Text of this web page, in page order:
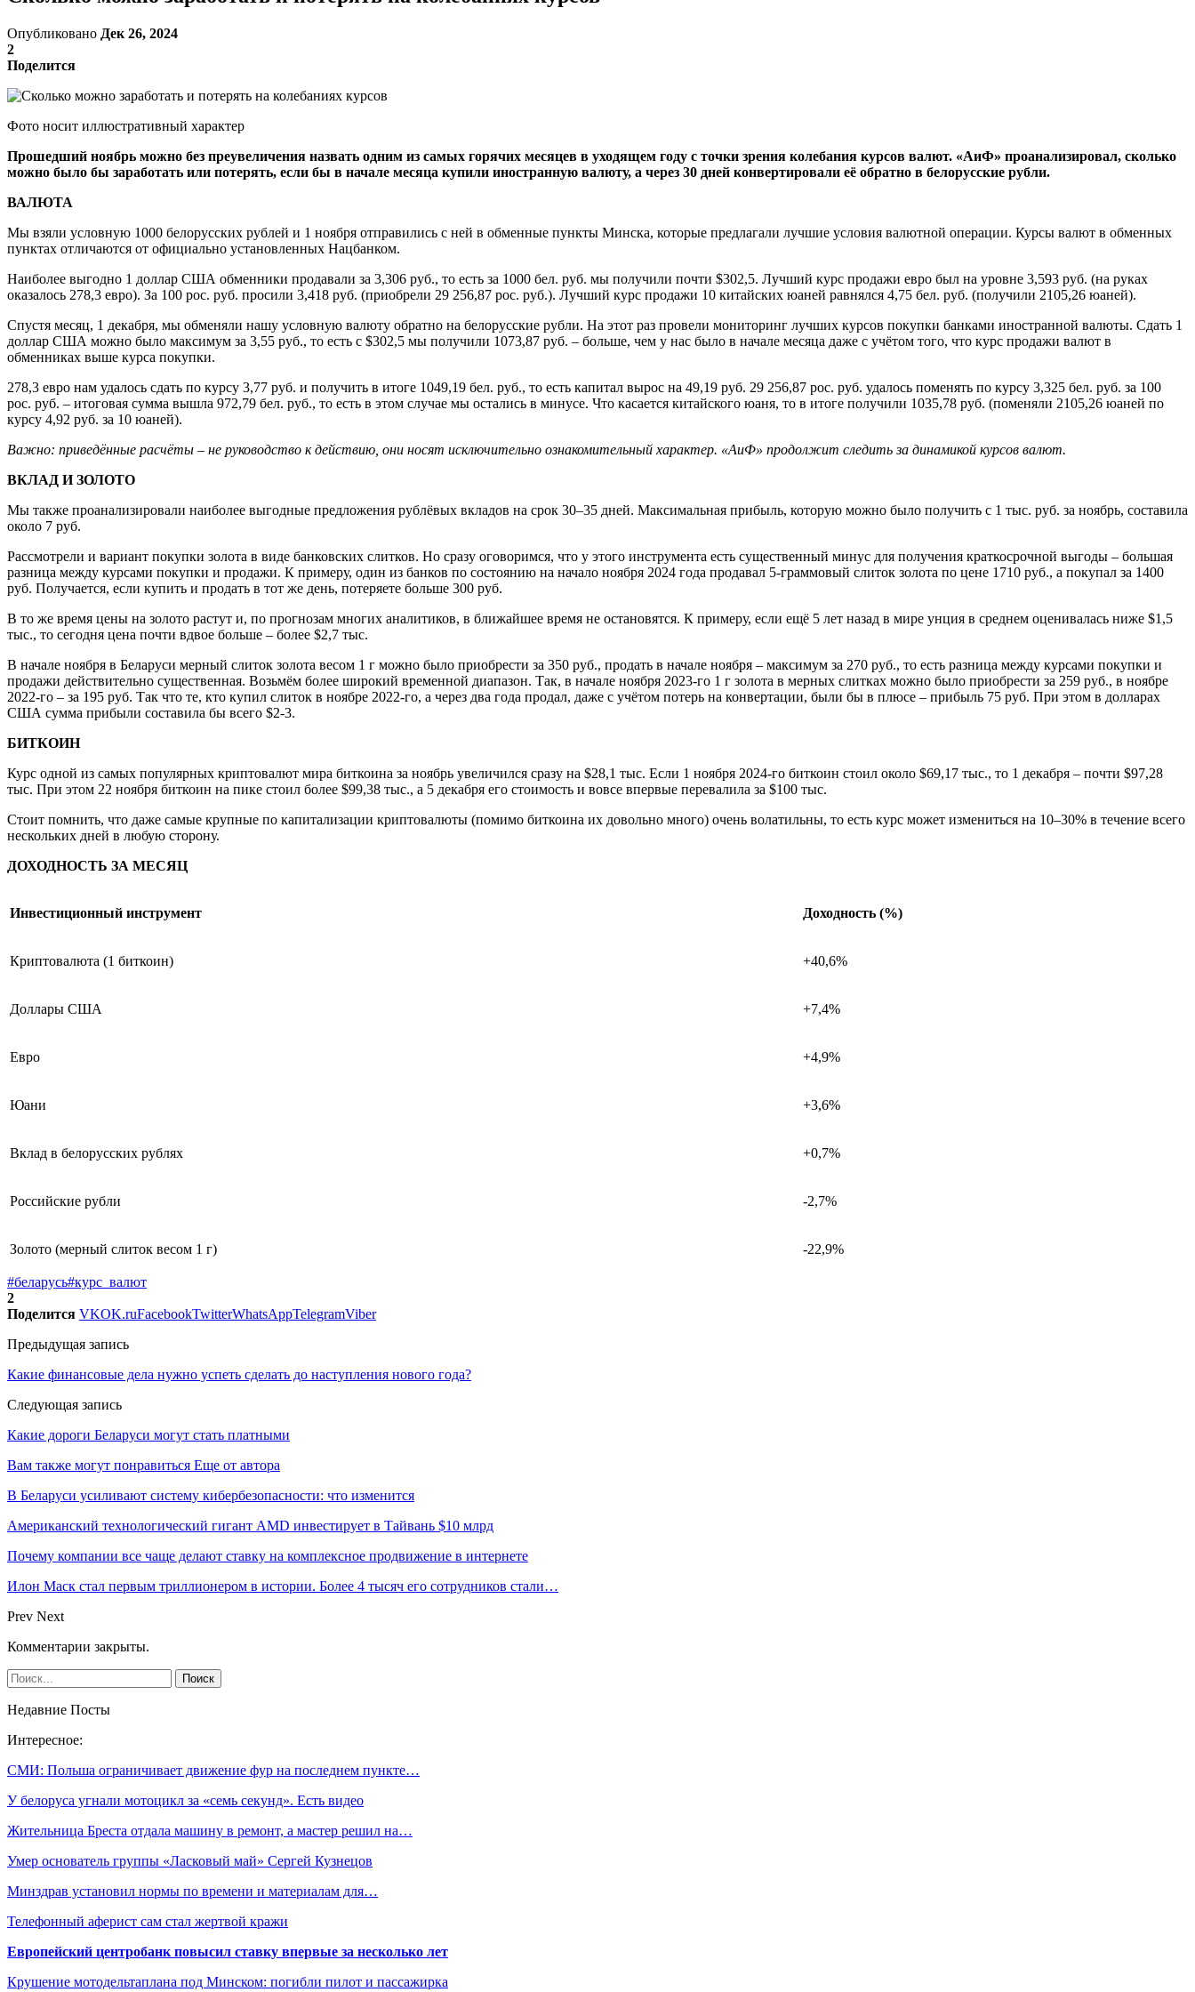
Опубликовано Дек 26, 2024
2
Поделится
Фото носит иллюстративный характер
Прошедший ноябрь можно без преувеличения назвать одним из самых горячих месяцев в уходящем году с точки зрения колебания курсов валют. «АиФ» проанализировал, сколько
можно было бы заработать или потерять, если бы в начале месяца купили иностранную валюту, а через 30 дней конвертировали её обратно в белорусские рубли.
ВАЛЮТА
Мы взяли условную 1000 белорусских рублей и 1 ноября отправились с ней в обменные пункты Минска, которые предлагали лучшие условия валютной операции. Курсы валют в обменных
пунктах отличаются от официально установленных Нацбанком.
Наиболее выгодно 1 доллар США обменники продавали за 3,306 руб., то есть за 1000 бел. руб. мы получили почти $302,5. Лучший курс продажи евро был на уровне 3,593 руб. (на руках
оказалось 278,3 евро). За 100 рос. руб. просили 3,418 руб. (приобрели 29 256,87 рос. руб.). Лучший курс продажи 10 китайских юаней равнялся 4,75 бел. руб. (получили 2105,26 юаней).
Спустя месяц, 1 декабря, мы обменяли нашу условную валюту обратно на белорусские рубли. На этот раз провели мониторинг лучших курсов покупки банками иностранной валюты. Сдать 1
доллар США можно было максимум за 3,55 руб., то есть с $302,5 мы получили 1073,87 руб. – больше, чем у нас было в начале месяца даже с учётом того, что курс продажи валют в
обменниках выше курса покупки.
278,3 евро нам удалось сдать по курсу 3,77 руб. и получить в итоге 1049,19 бел. руб., то есть капитал вырос на 49,19 руб. 29 256,87 рос. руб. удалось поменять по курсу 3,325 бел. руб. за 100
рос. руб. – итоговая сумма вышла 972,79 бел. руб., то есть в этом случае мы остались в минусе. Что касается китайского юаня, то в итоге получили 1035,78 руб. (поменяли 2105,26 юаней по
курсу 4,92 руб. за 10 юаней).
Важно: приведённые расчёты – не руководство к действию, они носят исключительно ознакомительный характер. «АиФ» продолжит следить за динамикой курсов валют.
ВКЛАД И ЗОЛОТО
Мы также проанализировали наиболее выгодные предложения рублёвых вкладов на срок 30–35 дней. Максимальная прибыль, которую можно было получить с 1 тыс. руб. за ноябрь, составила
около 7 руб.
Рассмотрели и вариант покупки золота в виде банковских слитков. Но сразу оговоримся, что у этого инструмента есть существенный минус для получения краткосрочной выгоды – большая
разница между курсами покупки и продажи. К примеру, один из банков по состоянию на начало ноября 2024 года продавал 5-граммовый слиток золота по цене 1710 руб., а покупал за 1400
руб. Получается, если купить и продать в тот же день, потеряете больше 300 руб.
В то же время цены на золото растут и, по прогнозам многих аналитиков, в ближайшее время не остановятся. К примеру, если ещё 5 лет назад в мире унция в среднем оценивалась ниже $1,5
тыс., то сегодня цена почти вдвое больше – более $2,7 тыс.
В начале ноября в Беларуси мерный слиток золота весом 1 г можно было приобрести за 350 руб., продать в начале ноября – максимум за 270 руб., то есть разница между курсами покупки и
продажи действительно существенная. Возьмём более широкий временной диапазон. Так, в начале ноября 2023-го 1 г золота в мерных слитках можно было приобрести за 259 руб., в ноябре
2022-го – за 195 руб. Так что те, кто купил слиток в ноябре 2022-го, а через два года продал, даже с учётом потерь на конвертации, были бы в плюсе – прибыль 75 руб. При этом в долларах
США сумма прибыли составила бы всего $2-3.
БИТКОИН
Курс одной из самых популярных криптовалют мира биткоина за ноябрь увеличился сразу на $28,1 тыс. Если 1 ноября 2024-го биткоин стоил около $69,17 тыс., то 1 декабря – почти $97,28
тыс. При этом 22 ноября биткоин на пике стоил более $99,38 тыс., а 5 декабря его стоимость и вовсе впервые перевалила за $100 тыс.
Стоит помнить, что даже самые крупные по капитализации криптовалюты (помимо биткоина их довольно много) очень волатильны, то есть курс может измениться на 10–30% в течение всего
нескольких дней в любую сторону.
ДОХОДНОСТЬ ЗА МЕСЯЦ
Инвестиционный инструмент Доходность (%)
Криптовалюта (1 биткоин) +40,6%
Доллары США +7,4%
Евро +4,9%
Юани +3,6%
Вклад в белорусских рублях +0,7%
Российские рубли -2,7%
Золото (мерный слиток весом 1 г) -22,9%
#беларусь#курс_валют
2
Поделится VKOK.ruFacebookTwitterWhatsAppTelegramViber
Предыдущая запись
Какие финансовые дела нужно успеть сделать до наступления нового года?
Следующая запись
Какие дороги Беларуси могут стать платными
Вам также могут понравиться Еще от автора
В Беларуси усиливают систему кибербезопасности: что изменится
Американский технологический гигант AMD инвестирует в Тайвань $10 млрд
Почему компании все чаще делают ставку на комплексное продвижение в интернете
Илон Маск стал первым триллионером в истории. Более 4 тысяч его сотрудников стали…
Prev Next
Комментарии закрыты.
Недавние Посты
Интересное:
СМИ: Польша ограничивает движение фур на последнем пункте…
У белоруса угнали мотоцикл за «семь секунд». Есть видео
Жительница Бреста отдала машину в ремонт, а мастер решил на…
Умер основатель группы «Ласковый май» Сергей Кузнецов
Минздрав установил нормы по времени и материалам для…
Телефонный аферист сам стал жертвой кражи
Европейский центробанк повысил ставку впервые за несколько лет
Крушение мотодельтаплана под Минском: погибли пилот и пассажирка